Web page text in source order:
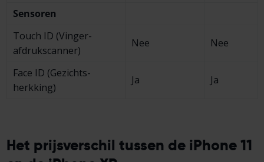
Sensoren
Touch ID (Vinger­
afdruk­scanner)
Nee Nee
Face ID (Gezichts­
herkking)
Ja Ja
Het prijsverschil tussen de iPhone 11